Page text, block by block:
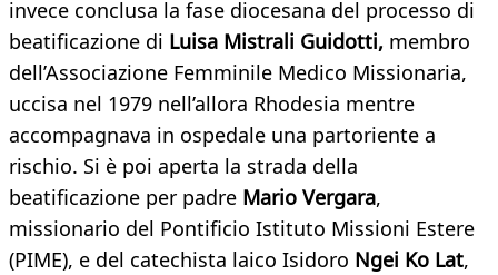
invece conclusa la fase diocesana del processo di
beatificazione di Luisa Mistrali Guidotti, membro
dell’Associazione Femminile Medico Missionaria,
uccisa nel 1979 nell’allora Rhodesia mentre
accompagnava in ospedale una partoriente a
rischio. Si è poi aperta la strada della
beatificazione per padre Mario Vergara,
missionario del Pontificio Istituto Missioni Estere
(PIME), e del catechista laico Isidoro Ngei Ko Lat,